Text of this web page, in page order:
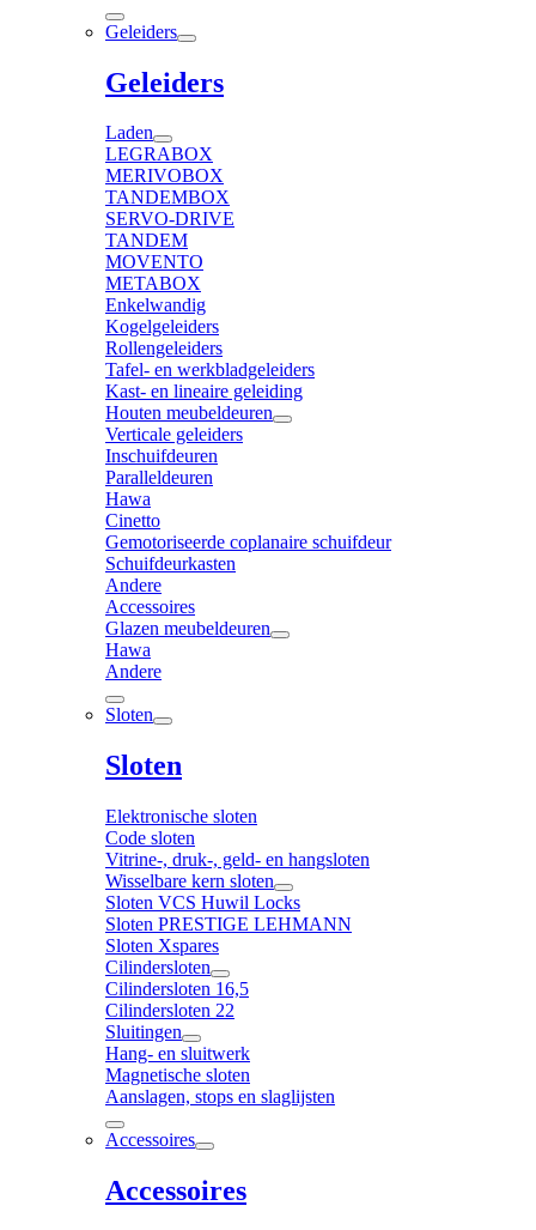
Geleiders
Geleiders
Laden
LEGRABOX
MERIVOBOX
TANDEMBOX
SERVO-DRIVE
TANDEM
MOVENTO
METABOX
Enkelwandig
Kogelgeleiders
Rollengeleiders
Tafel- en werkbladgeleiders
Kast- en lineaire geleiding
Houten meubeldeuren
Verticale geleiders
Inschuifdeuren
Paralleldeuren
Hawa
Cinetto
Gemotoriseerde coplanaire schuifdeur
Schuifdeurkasten
Andere
Accessoires
Glazen meubeldeuren
Hawa
Andere
Sloten
Sloten
Elektronische sloten
Code sloten
Vitrine-, druk-, geld- en hangsloten
Wisselbare kern sloten
Sloten VCS Huwil Locks
Sloten PRESTIGE LEHMANN
Sloten Xspares
Cilindersloten
Cilindersloten 16,5
Cilindersloten 22
Sluitingen
Hang- en sluitwerk
Magnetische sloten
Aanslagen, stops en slaglijsten
Accessoires
Accessoires